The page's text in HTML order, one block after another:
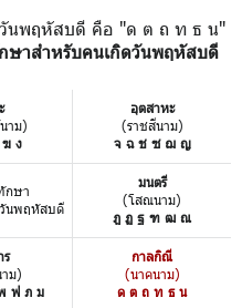
นพฤหัสบดี คือ "ด ต ถ ท ธ น"
ษาสำหรับคนเกิดวันพฤหัสบดี
าม)
ง
อุตสาหะ
(ราชสีนาม)
จ ฉ ช ซ ฌ ญ
กษา
นพฤหัสบดี
มนตรี
(โสณนาม)
ฎ ฏ ฐ ฑ ฒ ณ
ร
ม)
ฟ ภ ม
กาลกิณี
(นาคนาม)
ด ต ถ ท ธ น